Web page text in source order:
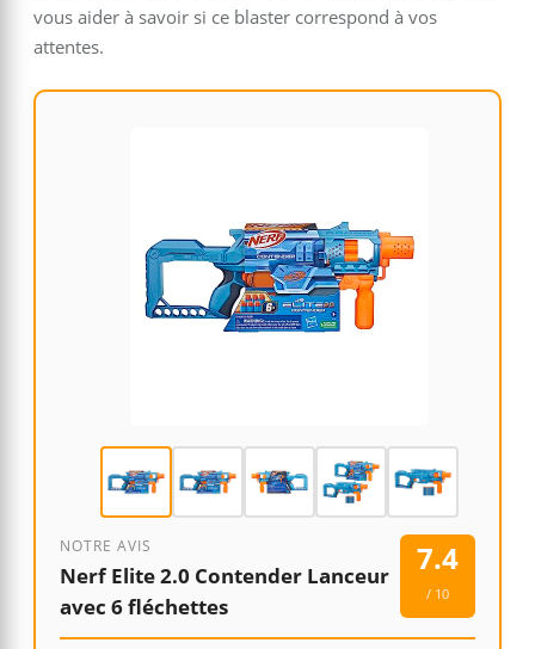
vous aider à savoir si ce blaster correspond à vos
attentes.
NOTRE AVIS
Nerf Elite 2.0 Contender Lanceur
avec 6 fléchettes
7.4
/ 10